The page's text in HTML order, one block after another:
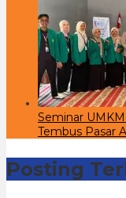
Seminar
Tembus Pasar
Posting